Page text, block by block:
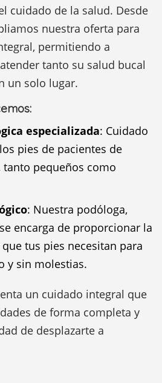
cuidado de la salud. Desde
nuestra oferta para
permitiendo a
tanto su salud bucal
un solo lugar.
especializada: Cuidado
pies de pacientes de
tanto pequeños como
: Nuestra podóloga,
encarga de proporcionar la
tus pies necesitan para
y sin molestias.
un cuidado integral que
de forma completa y
de desplazarte a